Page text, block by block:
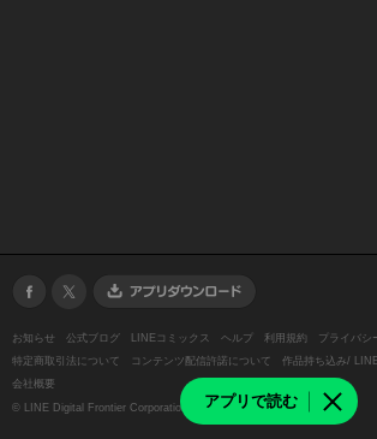
アプリで読む
お知らせ 公式ブログ LINEコミックス ヘルプ 利用規約
プライバシ
特定商取引法について
コンテンツ配信許諾について 作品持ち込み/
会社概要
© LINE Digital Frontier Corporation